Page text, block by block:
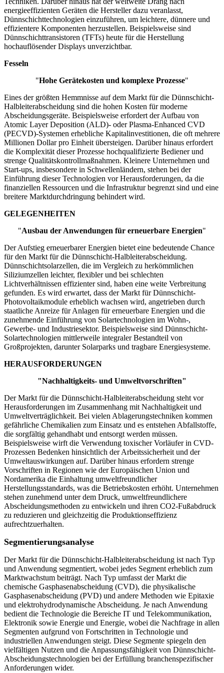
energieeffizienten Geräten die Hersteller dazu veranlasst,
Dünnschichttechnologien einzuführen, um leichtere, dünnere und
effizientere Komponenten herzustellen. Beispielsweise sind
Dünnschichttransistoren (TFTs) heute für die Herstellung
hochauflösender Displays unverzichtbar.
Fesseln
"Hohe Gerätekosten und komplexe Prozesse"
Eines der größten Hemmnisse auf dem Markt für die Dünnschicht-
Halbleiterabscheidung sind die hohen Kosten für moderne
Abscheidungsgeräte. Beispielsweise erfordert der Aufbau von
Atomic Layer Deposition (ALD)- oder Plasma-Enhanced CVD
(PECVD)-Systemen erhebliche Kapitalinvestitionen, die oft mehrere
Millionen Dollar pro Einheit übersteigen. Darüber hinaus erfordert
die Komplexität dieser Prozesse hochqualifizierte Bediener und
strenge Qualitätskontrollmaßnahmen. Kleinere Unternehmen und
Start-ups, insbesondere in Schwellenländern, stehen bei der
Einführung dieser Technologien vor Herausforderungen, da die
finanziellen Ressourcen und die Infrastruktur begrenzt sind und eine
breitere Marktdurchdringung behindert wird.
GELEGENHEITEN
"Ausbau der Anwendungen für erneuerbare Energien"
Der Aufstieg erneuerbarer Energien bietet eine bedeutende Chance
für den Markt für die Dünnschicht-Halbleiterabscheidung.
Dünnschichtsolarzellen, die im Vergleich zu herkömmlichen
Siliziumzellen leichter, flexibler und bei schlechten
Lichtverhältnissen effizienter sind, haben eine weite Verbreitung
gefunden. Es wird erwartet, dass der Markt für Dünnschicht-
Photovoltaikmodule erheblich wachsen wird, angetrieben durch
staatliche Anreize für Anlagen für erneuerbare Energien und die
zunehmende Einführung von Solartechnologien im Wohn-,
Gewerbe- und Industriesektor. Beispielsweise sind Dünnschicht-
Solartechnologien mittlerweile integraler Bestandteil von
Großprojekten, darunter Solarparks und tragbare Energiesysteme.
HERAUSFORDERUNGEN
"Nachhaltigkeits- und Umweltvorschriften"
Der Markt für die Dünnschicht-Halbleiterabscheidung steht vor
Herausforderungen im Zusammenhang mit Nachhaltigkeit und
Umweltverträglichkeit. Bei vielen Ablagerungstechniken kommen
gefährliche Chemikalien zum Einsatz und es entstehen Abfallstoffe,
die sorgfältig gehandhabt und entsorgt werden müssen.
Beispielsweise wirft die Verwendung toxischer Vorläufer in CVD-
Prozessen Bedenken hinsichtlich der Arbeitssicherheit und der
Umweltauswirkungen auf. Darüber hinaus erfordern strenge
Vorschriften in Regionen wie der Europäischen Union und
Nordamerika die Einhaltung umweltfreundlicher
Herstellungsstandards, was die Betriebskosten erhöht. Unternehmen
stehen zunehmend unter dem Druck, umweltfreundlichere
Abscheidungsmethoden zu entwickeln und ihren CO2-Fußabdruck
zu reduzieren und gleichzeitig die Produktionseffizienz
aufrechtzuerhalten.
Segmentierungsanalyse
Der Markt für die Dünnschicht-Halbleiterabscheidung ist nach Typ
und Anwendung segmentiert, wobei jedes Segment erheblich zum
Marktwachstum beiträgt. Nach Typ umfasst der Markt die
chemische Gasphasenabscheidung (CVD), die physikalische
Gasphasenabscheidung (PVD) und andere Methoden wie Epitaxie
und elektrohydrodynamische Abscheidung. Je nach Anwendung
bedient die Technologie die Bereiche IT und Telekommunikation,
Elektronik sowie Energie und Energie, wobei die Nachfrage in allen
Segmenten aufgrund von Fortschritten in Technologie und
industriellen Anwendungen steigt. Diese Segmente spiegeln den
vielfältigen Nutzen und die Anpassungsfähigkeit von Dünnschicht-
Abscheidungstechnologien bei der Erfüllung branchenspezifischer
Anforderungen wider.